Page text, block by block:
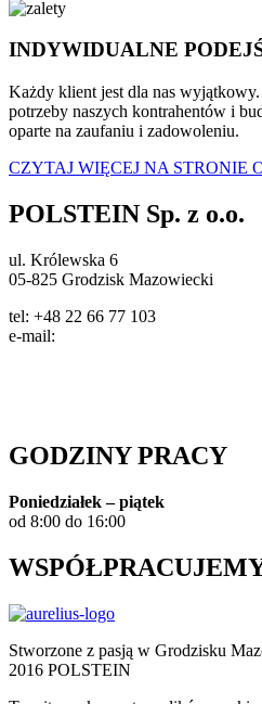
INDYWIDUALNE
Każdy klient jest dla nas
potrzeby naszych kontrahentów i
oparte na zaufaniu i zadowoleniu.
CZYTAJ WIĘCEJ NA STRONIE
POLSTEIN Sp. z o.o.
ul. Królewska 6
05-825 Grodzisk Mazowiecki
tel: +48 22 66 77 103
e-mail:
GODZINY PRACY
Poniedziałek – piątek
od 8:00 do 16:00
Stworzone z pasją w Grodzisku
2016 POLSTEIN